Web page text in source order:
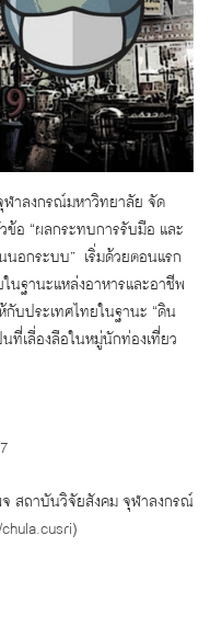
ฬาลงกรณ์มหาวิทยาลัย จัด
อ “ผลกระทบการรับมือ และ
นอกระบบ” เริ่มด้วยตอนแรก
นฐานะแหล่งอาหารและอาชีพ
กับประเทศไทยในฐานะ “ดิน
ที่เลื่องลือในหมู่นักท่องเที่ยว
สถาบันวิจัยสังคม จุฬาลงกรณ์
)